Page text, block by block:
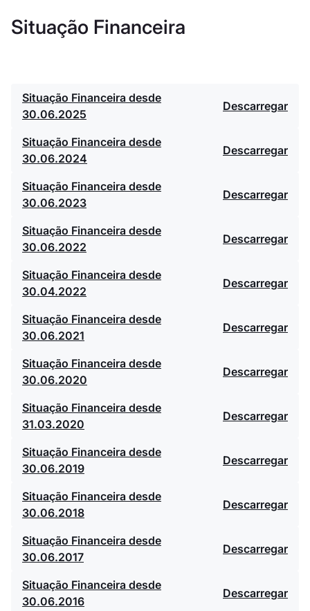
Situação Financeira
Situação Financeira desde
30.06.2025
Descarregar
Situação Financeira desde
30.06.2024
Descarregar
Situação Financeira desde
30.06.2023
Descarregar
Situação Financeira desde
30.06.2022
Descarregar
Situação Financeira desde
30.04.2022
Descarregar
Situação Financeira desde
30.06.2021
Descarregar
Situação Financeira desde
30.06.2020
Descarregar
Situação Financeira desde
31.03.2020
Descarregar
Situação Financeira desde
30.06.2019
Descarregar
Situação Financeira desde
30.06.2018
Descarregar
Situação Financeira desde
30.06.2017
Descarregar
Situação Financeira desde
30.06.2016
Descarregar